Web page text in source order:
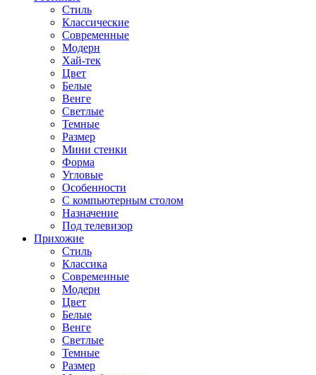
Стиль
Классические
Современные
Модерн
Хай-тек
Цвет
Белые
Венге
Светлые
Темные
Размер
Мини стенки
Форма
Угловые
Особенности
С компьютерным столом
Назначение
Под телевизор
Прихожие
Стиль
Классика
Современные
Модерн
Цвет
Белые
Венге
Светлые
Темные
Размер